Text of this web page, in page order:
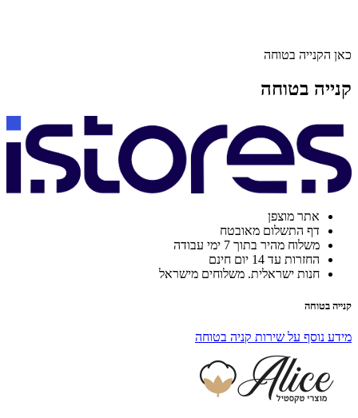
כאן הקנייה בטוחה
קנייה בטוחה
אתר מוצפן
דף התשלום מאובטח
משלוח מהיר בתוך 7 ימי עבודה
החזרות עד 14 יום חינם
חנות ישראלית. משלוחים מישראל
קנייה בטוחה
מידע נוסף על שירות קניה בטוחה